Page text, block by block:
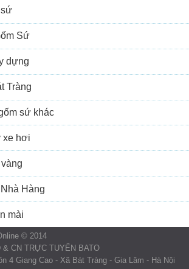
sứ
Sứ
dựng
Tràng
sứ khác
xe hơi
Hàng
mài
© 2014
& CN TRỰC TUYẾN BATO
4 Giang Cao - Xã Bát Tràng - Gia Lâm - Hà Nội